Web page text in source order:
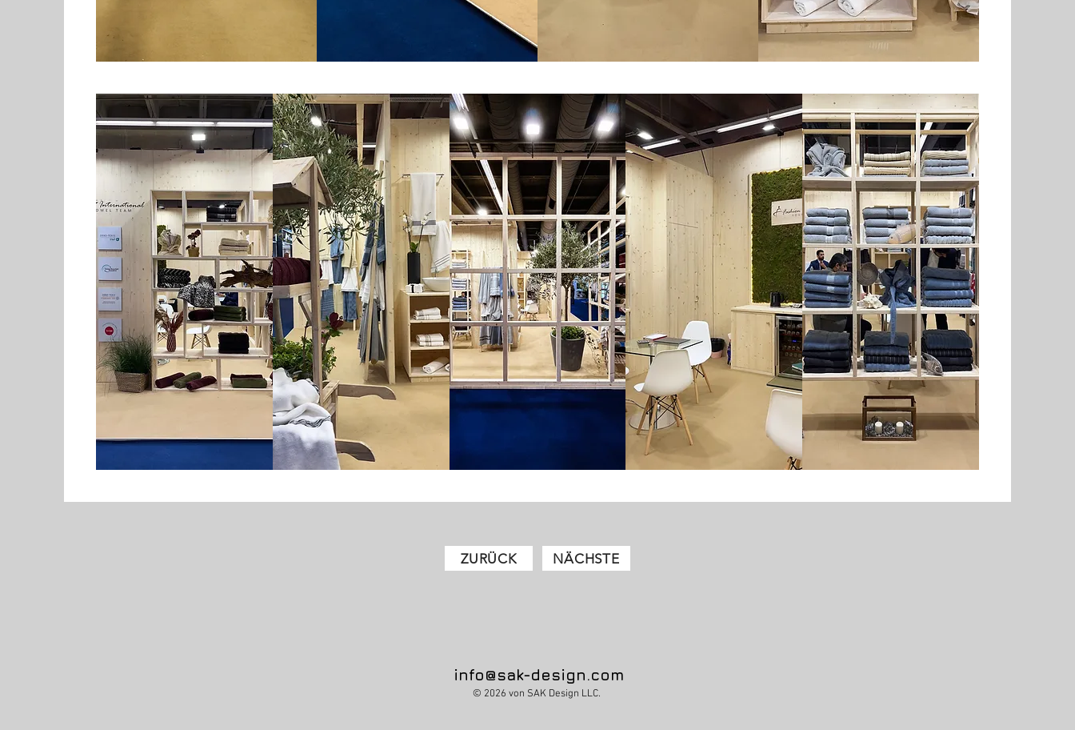
ZURÜCK NÄCHSTE
info@sak-design.com
© 2026 von SAK Design LLC.